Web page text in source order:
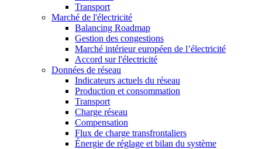
Transport
Marché de l'électricité
Balancing Roadmap
Gestion des congestions
Marché intérieur européen de l’électricité
Accord sur l'électricité
Données de réseau
Indicateurs actuels du réseau
Production et consommation
Transport
Charge réseau
Compensation
Flux de charge transfrontaliers
Énergie de réglage et bilan du système